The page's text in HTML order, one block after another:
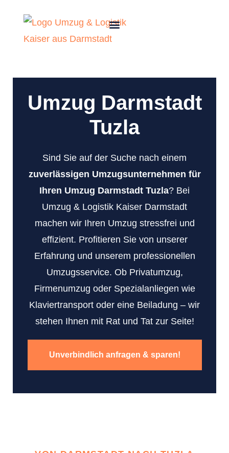
Umzug Darmstadt
Tuzla
Sind Sie auf der Suche nach einem
zuverlässigen Umzugsunternehmen für
Ihren Umzug Darmstadt Tuzla? Bei
Umzug & Logistik Kaiser Darmstadt
machen wir Ihren Umzug stressfrei und
effizient. Profitieren Sie von unserer
Erfahrung und unserem professionellen
Umzugsservice. Ob Privatumzug,
Firmenumzug oder Spezialanliegen wie
Klaviertransport oder eine Beiladung – wir
stehen Ihnen mit Rat und Tat zur Seite!
Unverbindlich anfragen & sparen!